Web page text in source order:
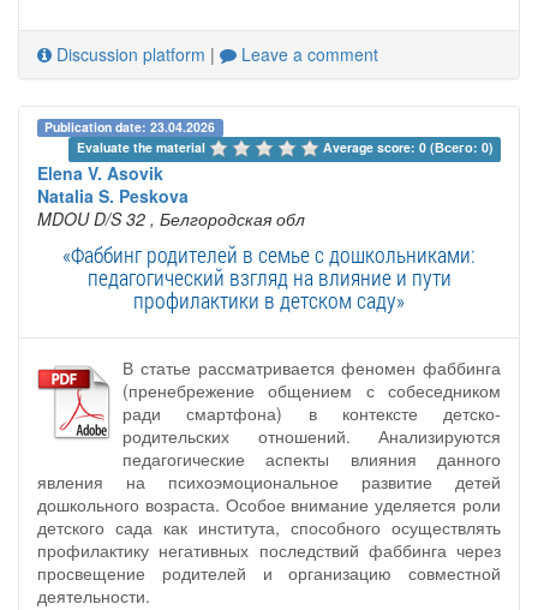
Discussion platform | Leave a comment
Publication date: 23.04.2026
Evaluate the material
Average score: 0 (Всего: 0)
Elena V. Asovik
Natalia S. Peskova
MDOU D/S 32 , Белгородская обл
«Фаббинг родителей в семье с дошкольниками:
педагогический взгляд на влияние и пути
профилактики в детском саду»
В статье рассматривается феномен фаббинга
(пренебрежение общением с собеседником
ради смартфона) в контексте детско-
родительских отношений. Анализируются
педагогические аспекты влияния данного
явления на психоэмоциональное развитие детей
дошкольного возраста. Особое внимание уделяется роли
детского сада как института, способного осуществлять
профилактику негативных последствий фаббинга через
просвещение родителей и организацию совместной
деятельности.